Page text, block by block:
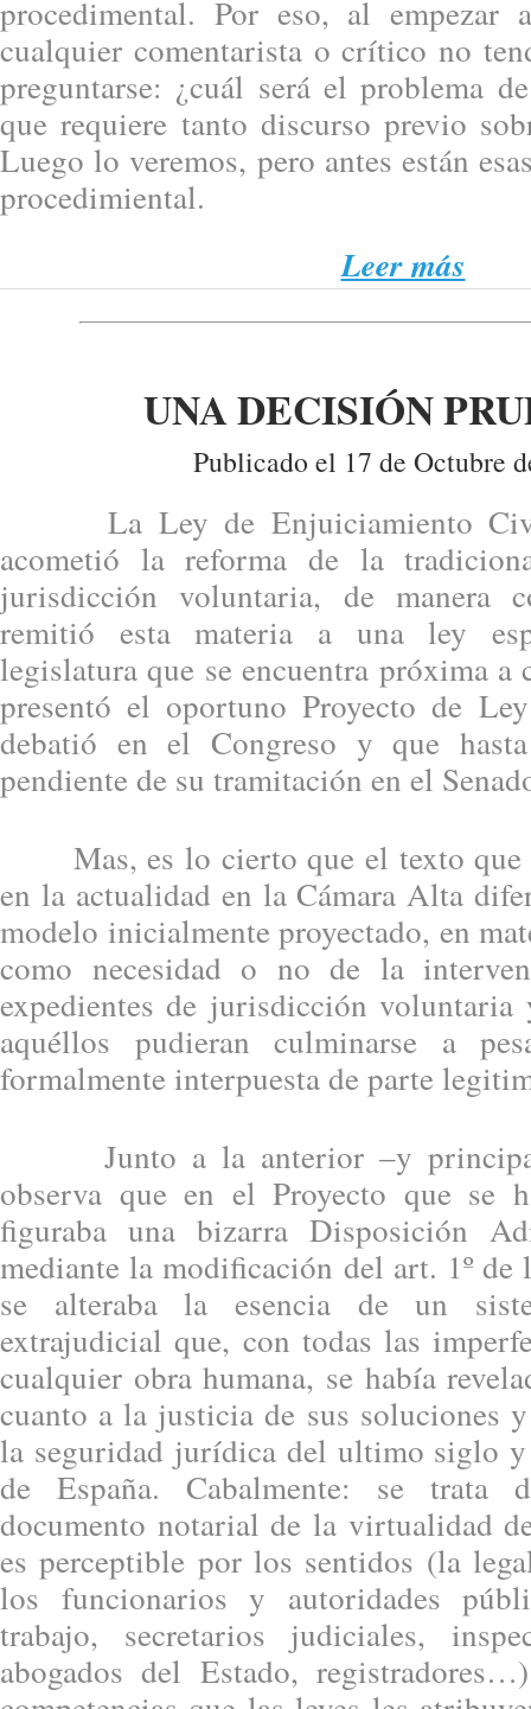
procedimental. Por eso, al empezar
cualquier comentarista o crítico no
preguntarse: ¿cuál será el problema
que requiere tanto discurso previo
Luego lo veremos, pero antes están
procedimiental.
Leer más
UNA DECISIÓN
Publicado el 17 de Octubre
La Ley de Enjuiciamiento
acometió la reforma de la
jurisdicción voluntaria, de manera
remitió esta materia a una ley
legislatura que se encuentra próxima
presentó el oportuno Proyecto de
debatió en el Congreso y que
pendiente de su tramitación en el
Mas, es lo cierto que el texto que
en la actualidad en la Cámara Alta
modelo inicialmente proyectado, en
como necesidad o no de la
expedientes de jurisdicción
aquéllos pudieran culminarse a
formalmente interpuesta de parte
Junto a la anterior –y principal-
observa que en el Proyecto que se
figuraba una bizarra Disposición
mediante la modificación del art. 1º
se alteraba la esencia de un
extrajudicial que, con todas las
cualquier obra humana, se había
cuanto a la justicia de sus soluciones
la seguridad jurídica del ultimo siglo
de España. Cabalmente: se
documento notarial de la virtualidad
es perceptible por los sentidos (la
los funcionarios y autoridades
trabajo, secretarios judiciales,
abogados del Estado,